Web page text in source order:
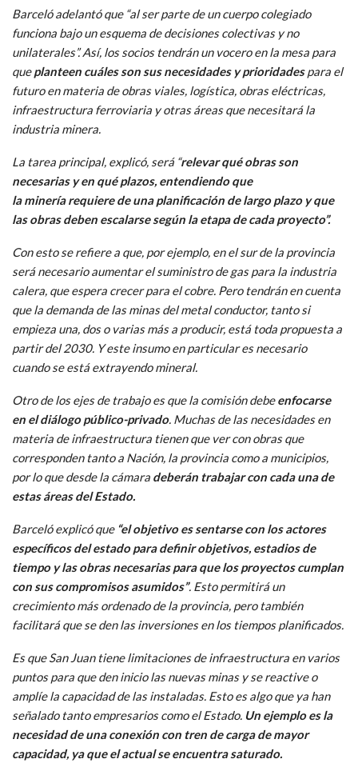
Barceló adelantó que “al ser parte de un cuerpo colegiado
funciona bajo un esquema de decisiones colectivas y no
unilaterales”. Así, los socios tendrán un vocero en la mesa para
queplanteen cuáles son sus necesidades y prioridadespara el
futuro en materia de obras viales, logística, obras eléctricas,
infraestructura ferroviaria y otras áreas que necesitará la
industria minera.
La tarea principal, explicó, será “relevar qué obras son
necesarias y en qué plazos, entendiendo que
la minería requiere de una planificación de largo plazo y que
las obras deben escalarse según la etapa de cada proyecto”.
Con esto se refiere a que, por ejemplo, en el sur de la provincia
será necesario aumentar el suministro de gas para la industria
calera, que espera crecer para el cobre. Pero tendrán en cuenta
que la demanda de las minas del metal conductor, tanto si
empieza una, dos o varias más a producir, está toda propuesta a
partir del 2030. Y este insumo en particular es necesario
cuando se está extrayendo mineral.
Otro de los ejes de trabajo es que la comisión debeenfocarse
en el diálogo público-privado. Muchas de las necesidades en
materia de infraestructura tienen que ver con obras que
corresponden tanto a Nación, la provincia como a municipios,
por lo que desde la cámara deberán trabajar con cada una de
estas áreas del Estado.
Barceló explicó que“el objetivo es sentarse con los actores
específicos del estado para definir objetivos, estadios de
tiempo y las obras necesarias para que los proyectos cumplan
con sus compromisos asumidos”. Esto permitirá un
crecimiento más ordenado de la provincia, pero también
facilitará que se den las inversiones en los tiempos planificados.
Es que San Juan tiene limitaciones de infraestructura en varios
puntos para que den inicio las nuevas minas y se reactive o
amplíe la capacidad de las instaladas. Esto es algo que ya han
señalado tanto empresarios como el Estado. Un ejemplo es la
necesidad de una conexión con tren de carga de mayor
capacidad, ya que el actual se encuentra saturado.